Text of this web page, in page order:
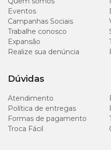
Eventos
Campanhas Sociais
Trabalhe conosco
Expansão
Realize sua denúncia
Dúvidas
Atendimento
Política de entregas
Formas de pagamento
Troca Fácil